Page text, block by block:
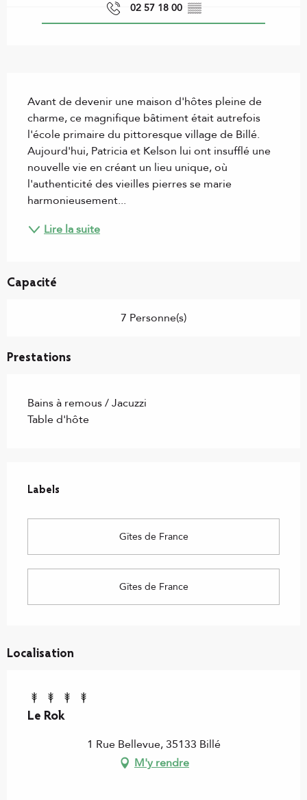
02 57 18 00 ▒▒
Avant de devenir une maison d'hôtes pleine de
charme, ce magnifique bâtiment était autrefois
l'école primaire du pittoresque village de Billé.
Aujourd'hui, Patricia et Kelson lui ont insufflé une
nouvelle vie en créant un lieu unique, où
l'authenticité des vieilles pierres se marie
harmonieusement...
Lire la suite
Capacité
7 Personne(s)
Prestations
Bains à remous / Jacuzzi
Table d'hôte
Labels
Labels
Gîtes de France
Gîtes de France
Localisation
Le Rok
1 Rue Bellevue, 35133 Billé
M'y rendre